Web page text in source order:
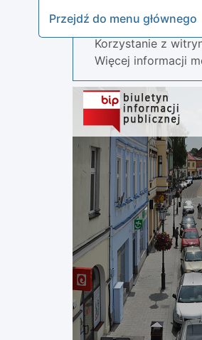
Przejdź do menu głównego
Nasza strona
Korzystanie z
Więcej informacji